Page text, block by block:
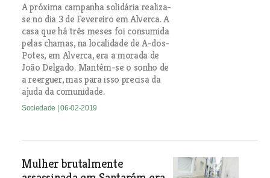
A próxima campanha solidária realiza-
se no dia 3 de Fevereiro em Alverca. A
casa que há três meses foi consumida
pelas chamas, na localidade de A-dos-
Potes, em Alverca, era a morada de
João Delgado. Mantém-se o sonho de
a reerguer, mas para isso precisa da
ajuda da comunidade.
Sociedade | 06-02-2019
Mulher brutalmente